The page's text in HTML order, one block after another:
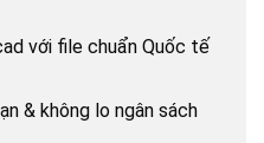
với file chuẩn Quốc tế
& không lo ngân sách